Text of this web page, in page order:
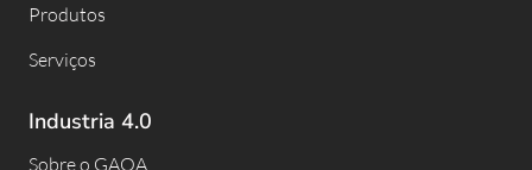
Produtos
Serviços
Industria 4.0
Sobre o GAOA